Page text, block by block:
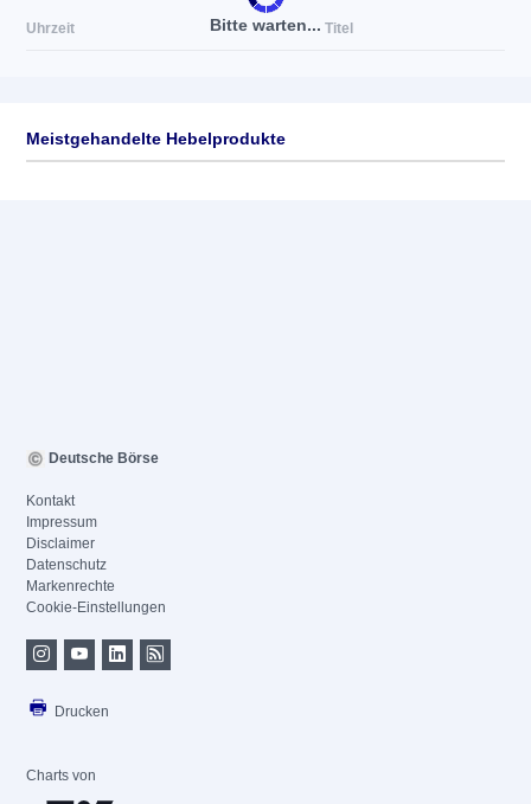
Bitte warten...
Uhrzeit Titel
Meistgehandelte Hebelprodukte
Deutsche Börse
Kontakt
Impressum
Disclaimer
Datenschutz
Markenrechte
Cookie-Einstellungen
Drucken
Charts von